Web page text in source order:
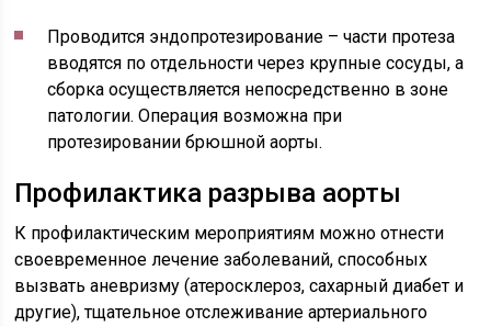
Проводится эндопротезирование – части протеза
вводятся по отдельности через крупные сосуды, а
сборка осуществляется непосредственно в зоне
патологии. Операция возможна при
протезировании брюшной аорты.
Профилактика разрыва аорты
К профилактическим мероприятиям можно отнести
своевременное лечение заболеваний, способных
вызвать аневризму (атеросклероз, сахарный диабет и
другие), тщательное отслеживание артериального